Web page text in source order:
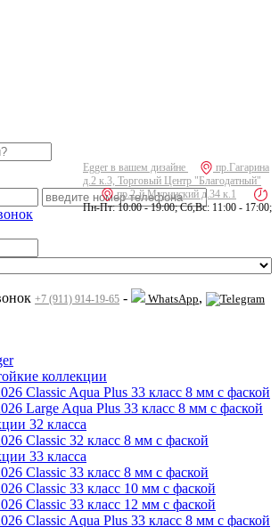
Egger в вашем дизайне
пр.Гагарина
д.2 к.3, Торговый Центр "Благодатный"
пр.2-й Муринский д.34 к.1
Пн-Пт: 10:00 - 19:00; Сб,Вс: 11:00 - 17:00;
+7 (911) 914-19-65 - WhatsApp,
коллекции
Classic Aqua Plus 33 класс 8 мм с фаской
Large Aqua Plus 33 класс 8 мм с фаской
32 класса
Classic 32 класс 8 мм с фаской
33 класса
Classic 33 класс 8 мм с фаской
Classic 33 класс 10 мм с фаской
Classic 33 класс 12 мм с фаской
Classic Aqua Plus 33 класс 8 мм с фаской